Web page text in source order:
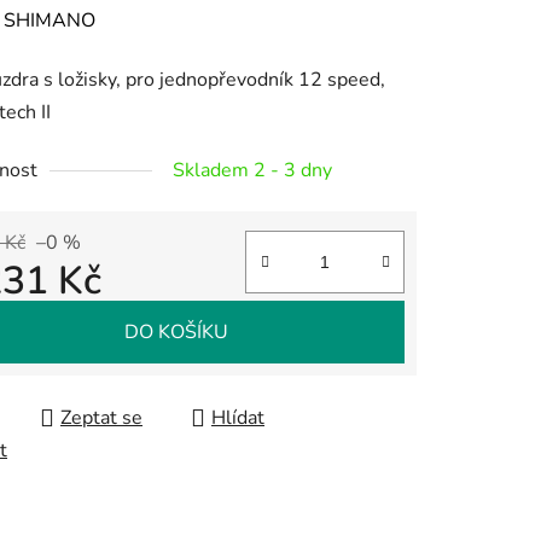
SHIMANO
s ložisky, pro jednopřevodník 12 speed,
II
Skladem 2 - 3 dny
–0 %
Kč
DO KOŠÍKU
Zeptat se
Hlídat